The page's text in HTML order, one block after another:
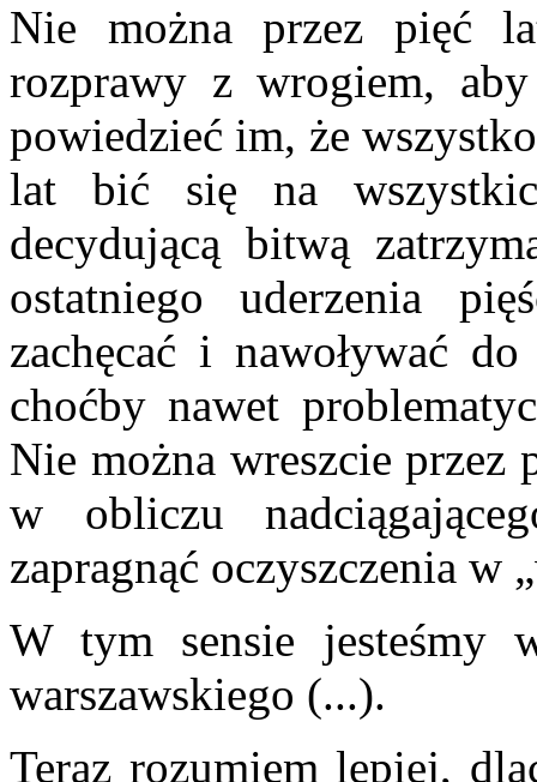
Nie można przez pięć
rozprawy z wrogiem,
powiedzieć im, że
lat bić się na
decydującą bitwą
ostatniego uderzenia
zachęcać i nawoływać
choćby nawet
Nie można wreszcie
w obliczu
zapragnąć oczyszczenia w
W tym sensie jesteśmy
warszawskiego (...).
Teraz rozumiem lepiej,